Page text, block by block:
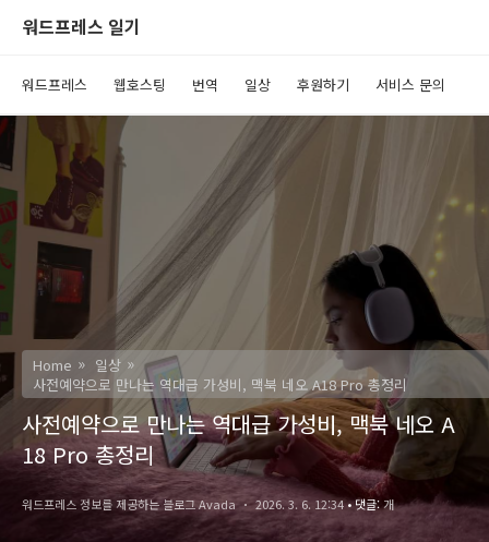
워드프레스 일기
워드프레스 웹호스팅 번역 일상 후원하기 서비스 문의
Home
일상
사전예약으로 만나는 역대급 가성비, 맥북 네오 A18 Pro 총정리
사전예약으로 만나는 역대급 가성비, 맥북 네오 A
18 Pro 총정리
워드프레스 정보를 제공하는 블로그 Avada 2026. 3. 6. 12:34• 댓글:개